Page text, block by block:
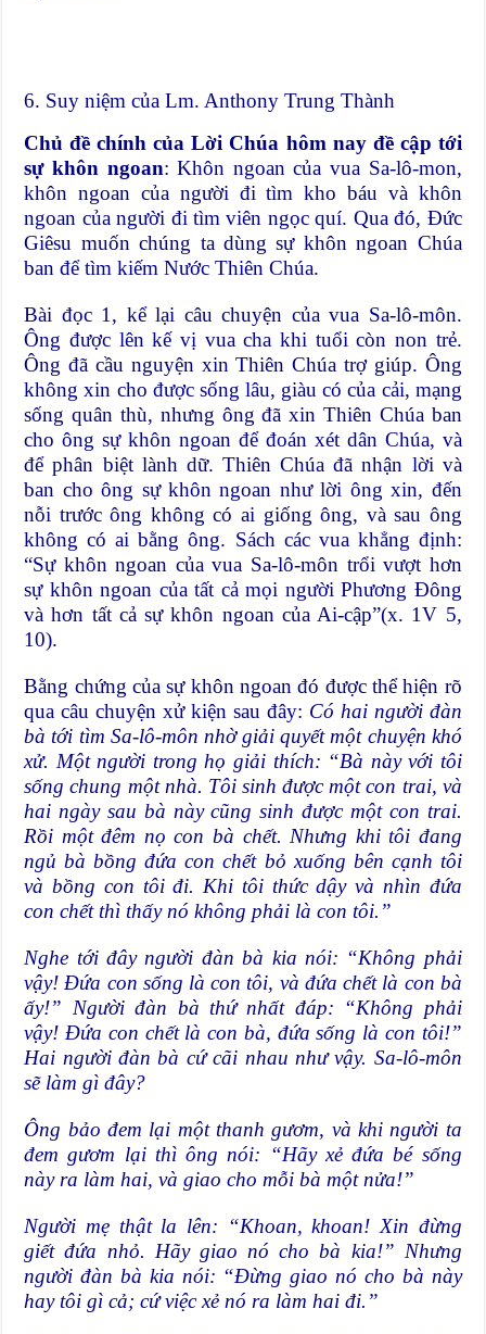
6. Suy niệm của Lm. Anthony Trung Thành
Chủ đề chính của Lời Chúa hôm nay đề cập tới
sự khôn ngoan: Khôn ngoan của vua Sa-lô-mon,
khôn ngoan của người đi tìm kho báu và khôn
ngoan của người đi tìm viên ngọc quí. Qua đó, Đức
Giêsu muốn chúng ta dùng sự khôn ngoan Chúa
ban để tìm kiếm Nước Thiên Chúa.
Bài đọc 1, kể lại câu chuyện của vua Sa-lô-môn.
Ông được lên kế vị vua cha khi tuổi còn non trẻ.
Ông đã cầu nguyện xin Thiên Chúa trợ giúp. Ông
không xin cho được sống lâu, giàu có của cải, mạng
sống quân thù, nhưng ông đã xin Thiên Chúa ban
cho ông sự khôn ngoan để đoán xét dân Chúa, và
để phân biệt lành dữ. Thiên Chúa đã nhận lời và
ban cho ông sự khôn ngoan như lời ông xin, đến
nỗi trước ông không có ai giống ông, và sau ông
không có ai bằng ông. Sách các vua khẳng định:
“Sự khôn ngoan của vua Sa-lô-môn trổi vượt hơn
sự khôn ngoan của tất cả mọi người Phương Đông
và hơn tất cả sự khôn ngoan của Ai-cập”(x. 1V 5,
10).
Bằng chứng của sự khôn ngoan đó được thể hiện rõ
qua câu chuyện xử kiện sau đây: Có hai người đàn
bà tới tìm Sa-lô-môn nhờ giải quyết một chuyện khó
xử. Một người trong họ giải thích: “Bà này với tôi
sống chung một nhà. Tôi sinh được một con trai, và
hai ngày sau bà này cũng sinh được một con trai.
Rồi một đêm nọ con bà chết. Nhưng khi tôi đang
ngủ bà bồng đứa con chết bỏ xuống bên cạnh tôi
và bồng con tôi đi. Khi tôi thức dậy và nhìn đứa
con chết thì thấy nó không phải là con tôi.”
Nghe tới đây người đàn bà kia nói: “Không phải
vậy! Đứa con sống là con tôi, và đứa chết là con bà
ấy!” Người đàn bà thứ nhất đáp: “Không phải
vậy! Đứa con chết là con bà, đứa sống là con tôi!”
Hai người đàn bà cứ cãi nhau như vậy. Sa-lô-môn
sẽ làm gì đây?
Ông bảo đem lại một thanh gươm, và khi người ta
đem gươm lại thì ông nói: “Hãy xẻ đứa bé sống
này ra làm hai, và giao cho mỗi bà một nửa!”
Người mẹ thật la lên: “Khoan, khoan! Xin đừng
giết đứa nhỏ. Hãy giao nó cho bà kia!” Nhưng
người đàn bà kia nói: “Đừng giao nó cho bà này
hay tôi gì cả; cứ việc xẻ nó ra làm hai đi.”